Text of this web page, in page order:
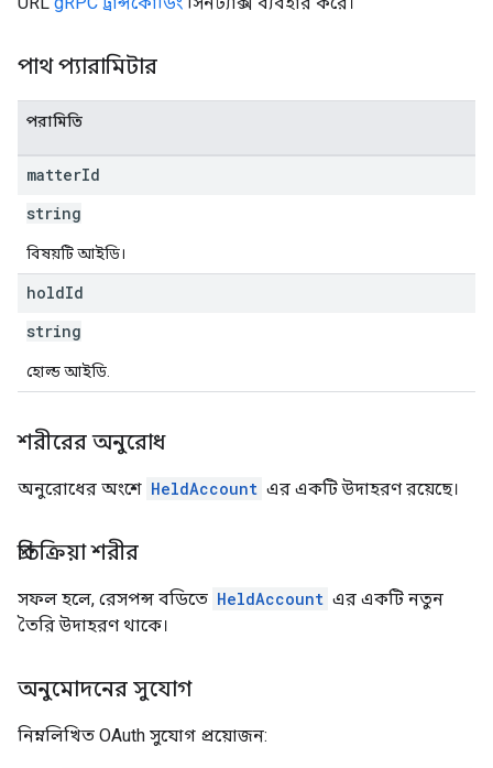
পাথ প্যারামিটার
পরামিতি
matterId
string
বিষয়টি আইডি।
holdId
string
হোল্ড আইডি.
শরীরের অনুরোধ
অনুরোধের অংশে HeldAccount এর একটি উদাহরণ রয়েছে।
প্রতিক্রিয়া শরীর
সফল হলে, রেসপন্স বডিতে HeldAccount এর একটি নতুন
তৈরি উদাহরণ থাকে।
অনুমোদনের সুযোগ
নিম্নলিখিত OAuth সুযোগ প্রয়োজন: